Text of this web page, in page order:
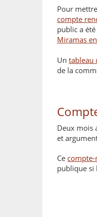
Pour
compte
public a
Miramas
Un tableau
de la
Deux mois
et
Ce
publique si